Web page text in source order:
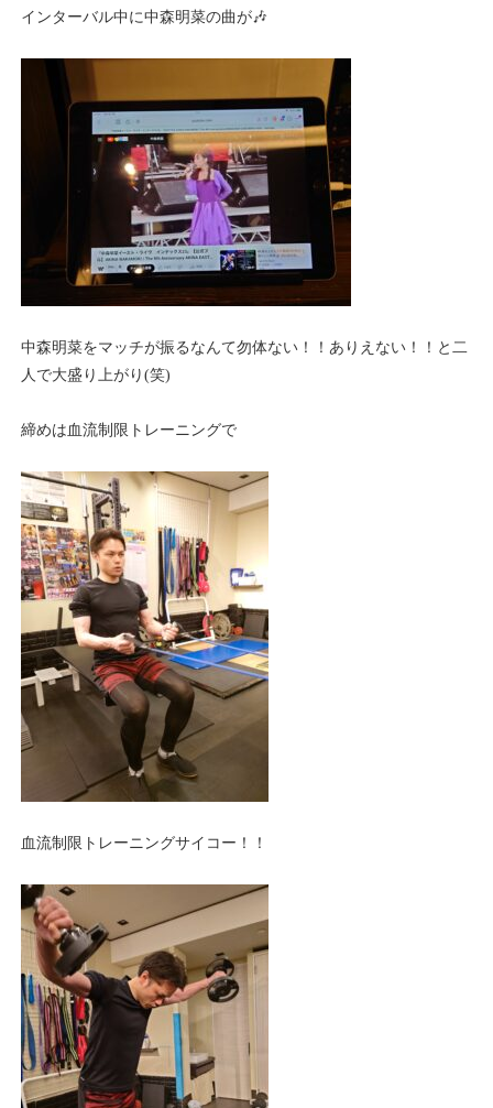
インターバル中に中森明菜の曲が🎶
中森明菜をマッチが振るなんて勿体ない！！ありえない！！と二
人で大盛り上がり(笑)
締めは血流制限トレーニングで
血流制限トレーニングサイコー！！